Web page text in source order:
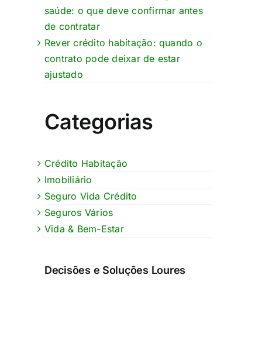
saúde: o que deve confirmar antes
de contratar
Rever crédito habitação: quando o
contrato pode deixar de estar
ajustado
Categorias
Crédito Habitação
Imobiliário
Seguro Vida Crédito
Seguros Vários
Vida & Bem-Estar
Decisões e Soluções Loures